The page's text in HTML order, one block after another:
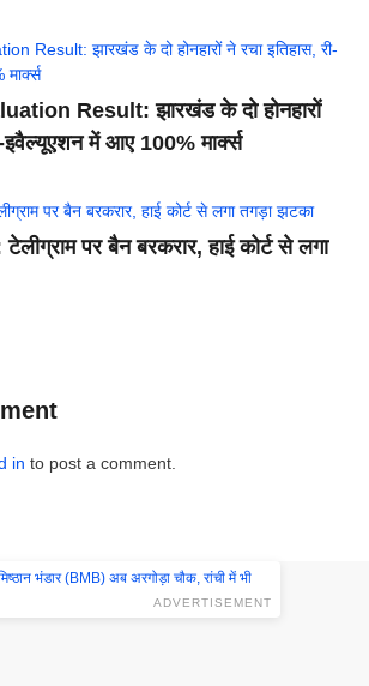
Result: झारखंड के दो होनहारों
इवैल्यूएशन में आए 100% मार्क्स
पर बैन बरकरार, हाई कोर्ट से लगा
in to post a comment.
ADVERTISEMENT